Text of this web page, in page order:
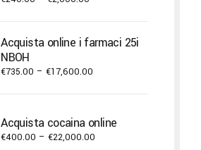
through
Acquista online i farmaci 25i
NBOH
€735.00 – €17,600.00
through
€17,600.00
Acquista cocaina online
€400.00 – €22,000.00